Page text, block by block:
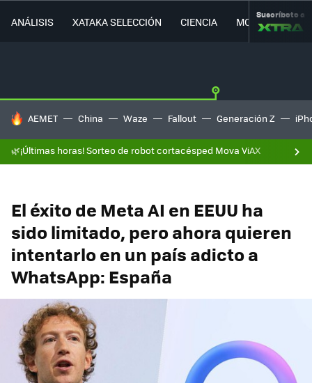
ANÁLISIS XATAKA SELECCIÓN CIENCIA MOVILIDAD
Suscríbete a
HOY SE HABLA DE
AEMET China Waze Fallout Generación Z
🌿¡Últimas horas! Sorteo de robot cortacésped Mova ViAX
El éxito de Meta AI en EEUU ha
sido limitado, pero ahora quieren
intentarlo en un país adicto a
WhatsApp: España